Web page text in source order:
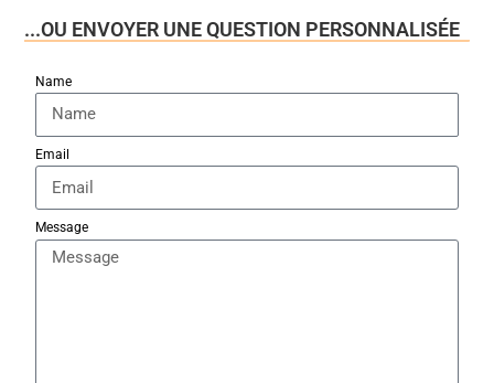
...OU ENVOYER UNE QUESTION PERSONNALISÉE
Name
Email
Message